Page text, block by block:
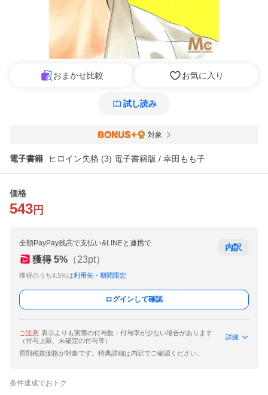
おまかせ比較 お気に入り
試し読み
対象
電子書籍 ヒロイン失格 (3) 電子書籍版 / 幸田もも子
価格
543 円
全額PayPay残高で支払い&LINEと連携で
獲得 5% （23pt）
獲得のうち4.5%は利用先・期間限定
内訳
ログインして確認
ご注意 表示よりも実際の付与数・付与率が少ない場合があります
（付与上限、未確定の付与等）
詳細
原則税抜価格が対象です。特典詳細は内訳でご確認ください。
条件達成でおトク